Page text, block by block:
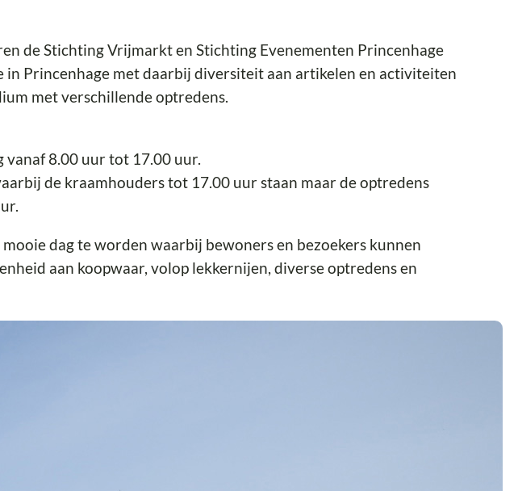
de Stichting Vrijmarkt en Stichting Evenementen Princenhage
Princenhage met daarbij diversiteit aan artikelen en activiteiten
met verschillende optredens.
8.00 uur tot 17.00 uur.
de kraamhouders tot 17.00 uur staan maar de optredens
dag te worden waarbij bewoners en bezoekers kunnen
aan koopwaar, volop lekkernijen, diverse optredens en